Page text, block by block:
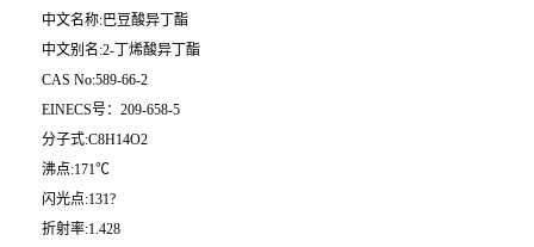
中文名称:巴豆酸异丁酯
中文别名:2-丁烯酸异丁酯
CAS No:589-66-2
EINECS号：209-658-5
分子式:C8H14O2
沸点:171℃
闪光点:131?
折射率:1.428